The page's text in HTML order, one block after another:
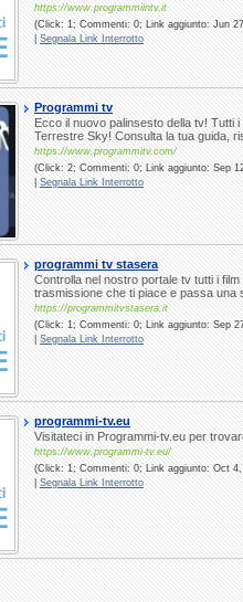
https://www.programmiintv.it
(Click: 1; Commenti: 0; Link aggiunto: Jun
|Segnala Link Interrotto
Programmi tv
Ecco il nuovo palinsesto della tv! Tutti
Terrestre Sky! Consulta la tua guida,
https://www.programmitv.com/
(Click: 2; Commenti: 0; Link aggiunto: Sep
|Segnala Link Interrotto
programmi tv stasera
Controlla nel nostro portale tv tutti i
trasmissione che ti piace e passa una
https://programmitvstasera.it
(Click: 1; Commenti: 0; Link aggiunto: Sep
|Segnala Link Interrotto
programmi-tv.eu
Visitateci in Programmi-tv.eu per
https://www.programmi-tv.eu/
(Click: 1; Commenti: 0; Link aggiunto: Oct 4,
|Segnala Link Interrotto